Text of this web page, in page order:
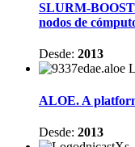
SLURM-
nodos de
Desde: 2013
ALOE. A
Desde: 2013